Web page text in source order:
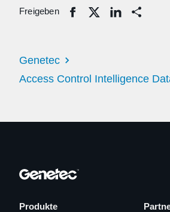
Freigeben Share
Genetec
Access Control Intelligence
Produkte